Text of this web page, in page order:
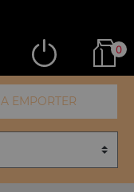
0
A EMPORTER